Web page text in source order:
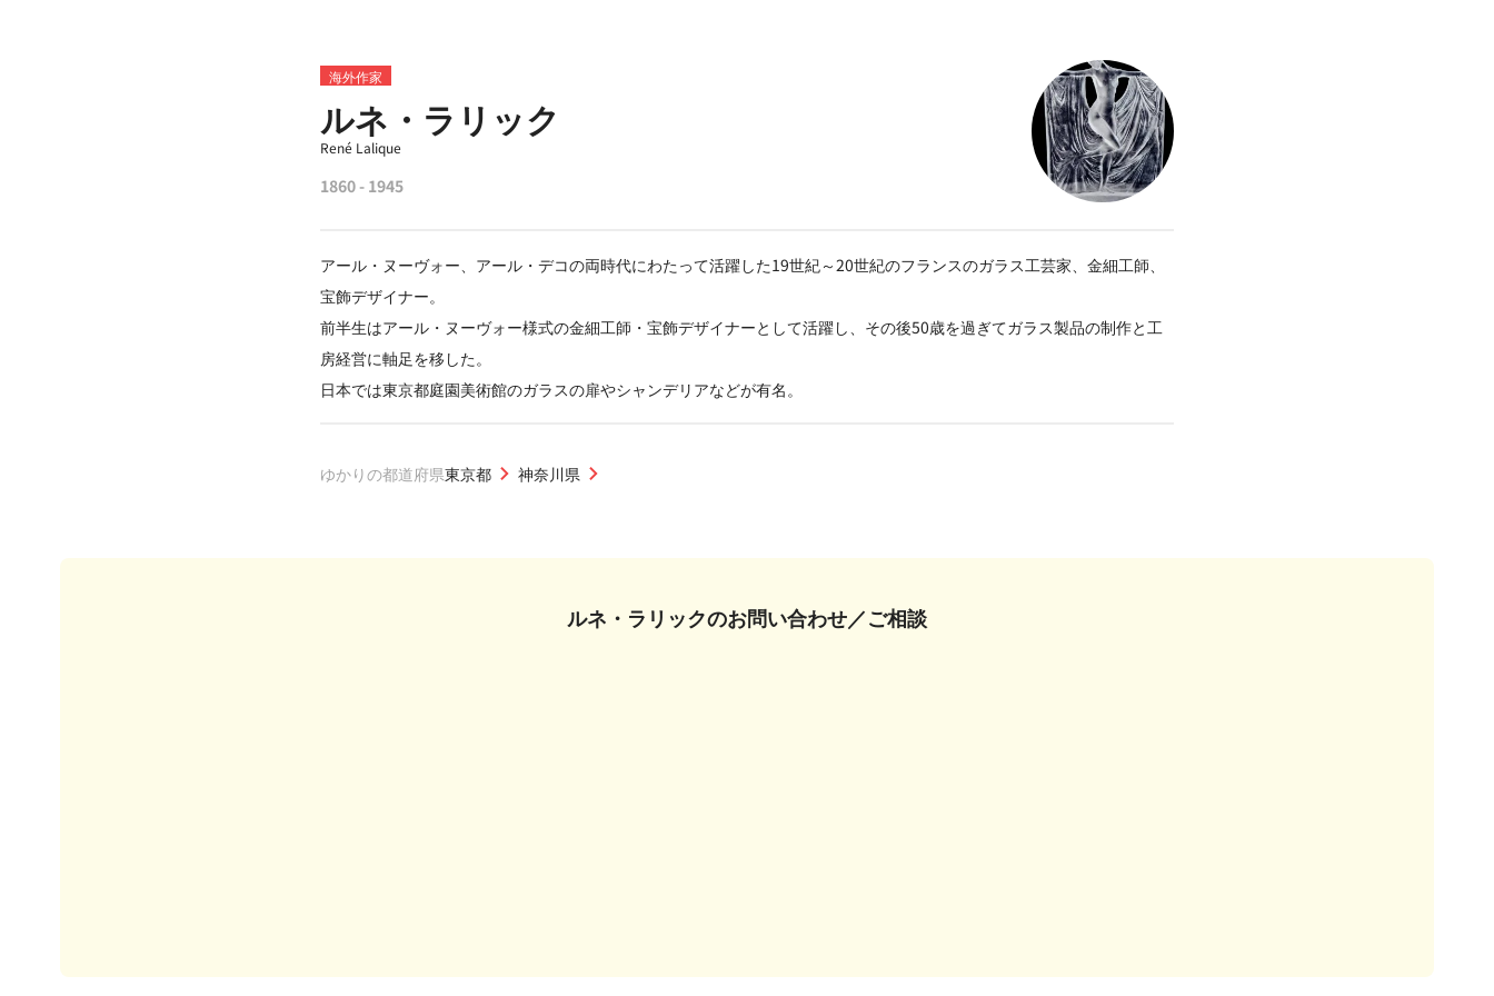
海外作家
ルネ・ラリック
René Lalique
1860 - 1945
アール・ヌーヴォー、アール・デコの両時代にわたって活躍した19世紀～20世紀のフランスのガラス工芸家、金細工師、
宝飾デザイナー。
前半生はアール・ヌーヴォー様式の金細工師・宝飾デザイナーとして活躍し、その後50歳を過ぎてガラス製品の制作と工
房経営に軸足を移した。
日本では東京都庭園美術館のガラスの扉やシャンデリアなどが有名。
ゆかりの都道府県東京都 神奈川県
ルネ・ラリックのお問い合わせ／ご相談